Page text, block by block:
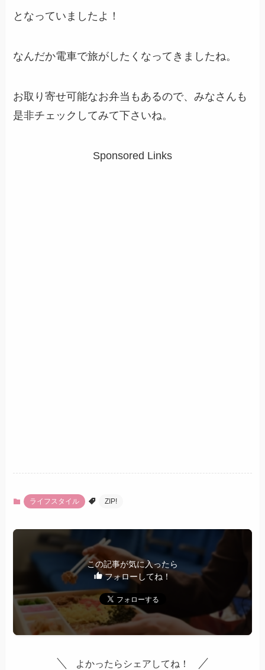
となっていましたよ！
なんだか電車で旅がしたくなってきましたね。
お取り寄せ可能なお弁当もあるので、みなさんも
是非チェックしてみて下さいね。
Sponsored Links
ライフスタイル ZIP!
この記事が気に入ったら
フォローしてね！
よかったらシェアしてね！